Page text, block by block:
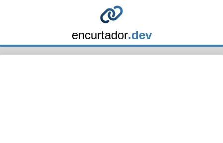
encurtador.dev